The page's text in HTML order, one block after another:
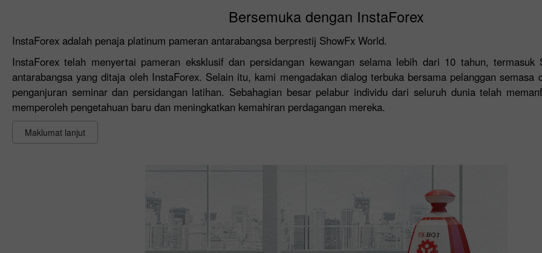
Bersemuka dengan InstaForex
InstaForex adalah penaja platinum pameran antarabangsa berprestij ShowFx World.
InstaForex telah menyertai pameran eksklusif dan persidangan kewangan selama lebih dari 10 tahun, termasuk
antarabangsa yang ditaja oleh InstaForex. Selain itu, kami mengadakan dialog terbuka bersama pelanggan semasa
penganjuran seminar dan persidangan latihan. Sebahagian besar pelabur individu dari seluruh dunia telah
memperoleh pengetahuan baru dan meningkatkan kemahiran perdagangan mereka.
Maklumat lanjut